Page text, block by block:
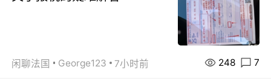
闲聊法国 George123 7小时前 248 7